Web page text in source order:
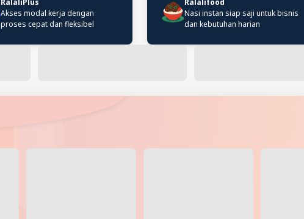
RalaliPlus
Akses modal kerja dengan
proses cepat dan fleksibel
Ralalifood
Nasi instan siap saji untuk bisnis
dan kebutuhan harian